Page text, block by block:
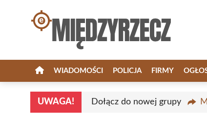
WIADOMOŚCI POLICJA FIRMY
UWAGA! Dołącz do nowej grupy